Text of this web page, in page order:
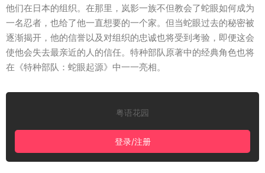
他们在日本的组织。在那里，岚影一族不但教会了蛇眼如何成为
一名忍者，也给了他一直想要的一个家。但当蛇眼过去的秘密被
逐渐揭开，他的信誉以及对组织的忠诚也将受到考验，即便这会
使他会失去最亲近的人的信任。特种部队原著中的经典角色也将
在《特种部队：蛇眼起源》中一一亮相。
粤语花园
登录/注册